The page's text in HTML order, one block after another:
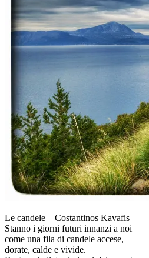
Le candele – Costantinos Kavafis
Stanno i giorni futuri innanzi a noi
come una fila di candele accese,
dorate, calde e vivide.